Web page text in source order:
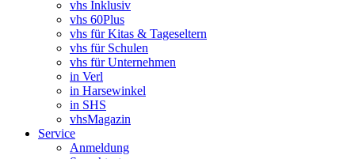
vhs Inklusiv
vhs 60Plus
vhs für Kitas & Tageseltern
vhs für Schulen
vhs für Unternehmen
in Verl
in Harsewinkel
in SHS
vhsMagazin
Service
Anmeldung